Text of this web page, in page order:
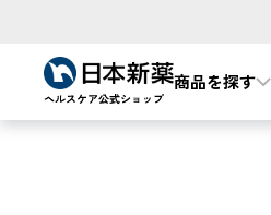
商品を探す